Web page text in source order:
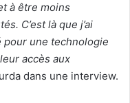
à être moins
C’est là que j’ai
pour une technologie
accès aux
dans une interview.